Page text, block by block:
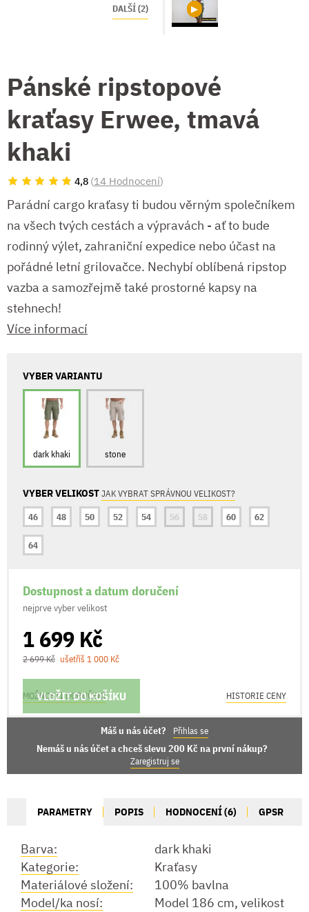
DALŠÍ (2)
Pánské ripstopové
kraťasy Erwee, tmavá
khaki
4,8 (14 Hodnocení)
Parádní cargo kraťasy ti budou věrným společníkem
na všech tvých cestách a výpravách - ať to bude
rodinný výlet, zahraniční expedice nebo účast na
pořádné letní grilovačce. Nechybí oblíbená ripstop
vazba a samozřejmě také prostorné kapsy na
stehnech!
Více informací
VYBER VARIANTU
dark khaki stone
VYBER VELIKOSTJAK VYBRAT SPRÁVNOU VELIKOST?
46
48 50 52 54 56 58 60 62
64
Dostupnost a datum doručení
nejprve vyber velikost
1 699 Kč
2 699 Kč ušetříš 1 000 Kč
VLOŽIT DO KOŠÍKU
MOŽNOSTI DORUČENÍ HISTORIE CENY
Máš u nás účet? Přihlas se
Nemáš u nás účet a chceš slevu 200 Kč na první nákup?
Zaregistruj se
PARAMETRY POPIS HODNOCENÍ (6) GPSR
Barva:
dark khaki
Kategorie:
Kraťasy
Materiálové složení:
100% bavlna
Model/ka nosí:
Model 186 cm, velikost